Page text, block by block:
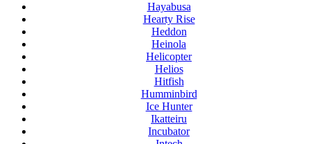
Hayabusa
Hearty Rise
Heddon
Heinola
Helicopter
Helios
Hitfish
Humminbird
Ice Hunter
Ikatteiru
Incubator